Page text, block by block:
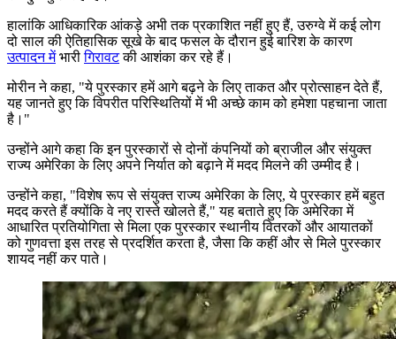
हालांकि आधिकारिक आंकड़े अभी तक प्रकाशित नहीं हुए हैं, उरुग्वे में कई लोग
दो साल की ऐतिहासिक सूखे के बाद फसल के दौरान हुई बारिश के कारण
उत्पादन मेंभारीगिरावटकी आशंका कर रहे हैं।
मोरीन ने कहा, "ये पुरस्कार हमें आगे बढ़ने के लिए ताकत और प्रोत्साहन देते हैं,
यह जानते हुए कि विपरीत परिस्थितियों में भी अच्छे काम को हमेशा पहचाना जाता
है।"
उन्होंने आगे कहा कि इन पुरस्कारों से दोनों कंपनियों को ब्राजील और संयुक्त
राज्य अमेरिका के लिए अपने निर्यात को बढ़ाने में मदद मिलने की उम्मीद है।
उन्होंने कहा, "विशेष रूप से संयुक्त राज्य अमेरिका के लिए, ये पुरस्कार हमें बहुत
मदद करते हैं क्योंकि वे नए रास्ते खोलते हैं," यह बताते हुए कि अमेरिका में
आधारित प्रतियोगिता से मिला एक पुरस्कार स्थानीय वितरकों और आयातकों
को गुणवत्ता इस तरह से प्रदर्शित करता है, जैसा कि कहीं और से मिले पुरस्कार
शायद नहीं कर पाते।